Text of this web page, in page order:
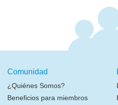
Comunidad
¿Quiénes Somos?
Beneficios para miembros